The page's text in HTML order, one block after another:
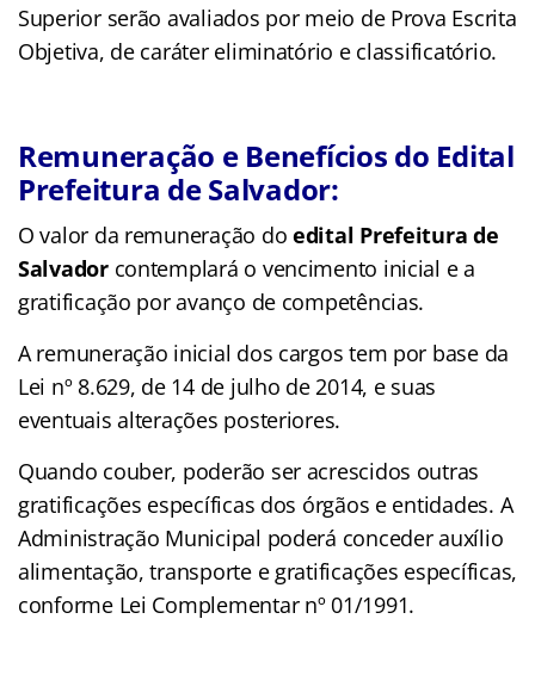
Superior serão avaliados por meio de Prova Escrita
Objetiva, de caráter eliminatório e classificatório.
Remuneração e Benefícios do Edital
Prefeitura de Salvador:
O valor da remuneração do edital Prefeitura de
Salvadorcontemplará o vencimento inicial e a
gratificação por avanço de competências.
A remuneração inicial dos cargos tem por base da
Lei nº 8.629, de 14 de julho de 2014, e suas
eventuais alterações posteriores.
Quando couber, poderão ser acrescidos outras
gratificações específicas dos órgãos e entidades. A
Administração Municipal poderá conceder auxílio
alimentação, transporte e gratificações específicas,
conforme Lei Complementar nº 01/1991.